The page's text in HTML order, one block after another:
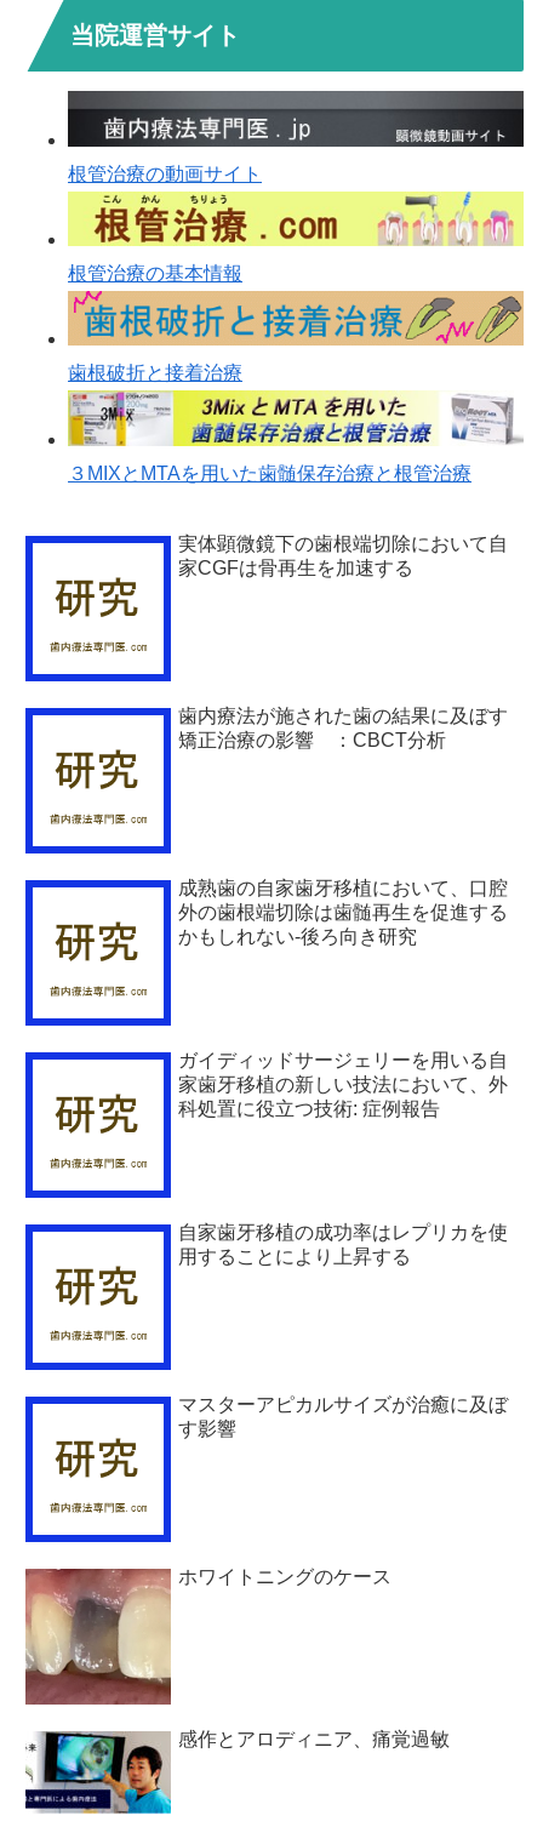
当院運営サイト
根管治療の動画サイト
根管治療の基本情報
歯根破折と接着治療
３MIXとMTAを用いた歯髄保存治療と根管治療
実体顕微鏡下の歯根端切除において自
家CGFは骨再生を加速する
歯内療法が施された歯の結果に及ぼす
矯正治療の影響 ：CBCT分析
成熟歯の自家歯牙移植において、口腔
外の歯根端切除は歯髄再生を促進する
かもしれない-後ろ向き研究
ガイディッドサージェリーを用いる自
家歯牙移植の新しい技法において、外
科処置に役立つ技術: 症例報告
自家歯牙移植の成功率はレプリカを使
用することにより上昇する
マスターアピカルサイズが治癒に及ぼ
す影響
ホワイトニングのケース
感作とアロディニア、痛覚過敏